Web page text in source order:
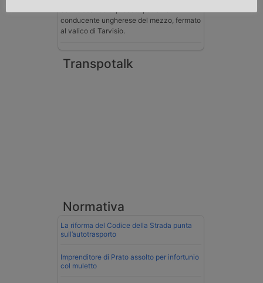
conducente ungherese del mezzo, fermato
al valico di Tarvisio.
Transpotalk
Normativa
La riforma del Codice della Strada punta
sull’autotrasporto
Imprenditore di Prato assolto per infortunio
col muletto